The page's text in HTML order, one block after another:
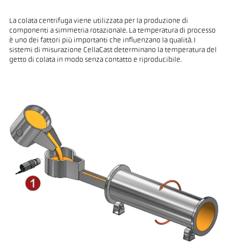
La colata centrifuga viene utilizzata per la produzione di
componenti a simmetria rotazionale. La temperatura di processo
è uno dei fattori più importanti che influenzano la qualità. I
sistemi di misurazione CellaCast determinano la temperatura del
getto di colata in modo senza contatto e riproducibile.